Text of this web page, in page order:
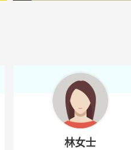
河南省古唐酒业有限公司
恒达交通设备制造有限公司
河南省古唐酒业有限公司
林女士